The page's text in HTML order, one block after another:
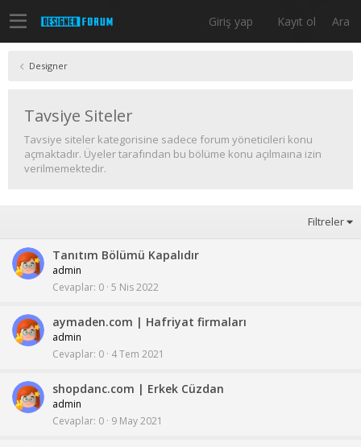
Giriş yap Kayıt ol Ara
Designer
Tavsiye Siteler
Tavsiye siteler kategorisine sadece forum yöneticileri konu
açmaktadır. Üyeler tarafından bu bölüme konu açılmaına izin
verilmemektedir.
Filtreler
Tanıtım Bölümü Kapalıdır
admin
Cevaplar 0 5 Nis 2022
aymaden.com | Hafriyat firmaları
admin
Cevaplar 0 4 Tem 2021
shopdanc.com | Erkek Cüzdan
admin
Cevaplar 0 9 May 2021